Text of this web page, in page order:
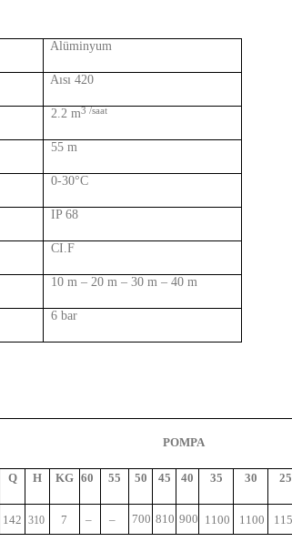
Alüminyum
Aısı 420
2.2 m3 /saat
55 m
0-30°C
IP 68
CI.F
10 m – 20 m – 30 m – 40 m
6 bar
POMPA
Q H KG 60 55 50 45 40 35 30 25
142 310 7 – – 700 810 900 1100 1100